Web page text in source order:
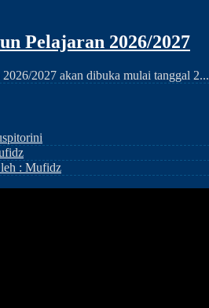
Pelajaran 2026/2027
2027 akan dibuka mulai tanggal 2...
: Mufidz